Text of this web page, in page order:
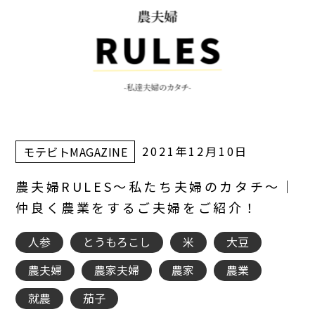
モテビトMAGAZINE 2021年12月10日
農夫婦RULES～私たち夫婦のカタチ～｜
仲良く農業をするご夫婦をご紹介！
人参 とうもろこし 米
大豆
農夫婦
農家夫婦 農家
農業
就農
茄子